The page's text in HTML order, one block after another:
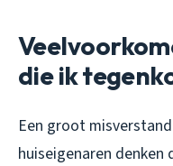
die ik
Een groot
huiseigenaren